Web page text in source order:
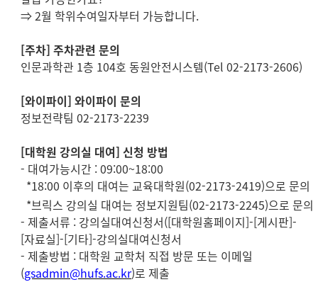
⇒2월 학위수여일자부터 가능합니다.
[주차]주차관련 문의
인문과학관 1층 104호 동원안전시스템(Tel 02-2173-2606)
[와이파이] 와이파이 문의
정보전략팀 02-2173-2239
[대학원강의실 대여] 신청 방법
- 대여가능시간 : 09:00~18:00
*18:00 이후의 대여는 교육대학원(02-2173-2419)으로 문의
*브릭스 강의실 대여는 정보지원팀(02-2173-2245)으로 문의
- 제출서류 : 강의실대여신청서([대학원홈페이지]-[게시판]-
[자료실]-[기타]-강의실대여신청서
- 제출방법 : 대학원 교학처 직접 방문 또는 이메일
(gsadmin@hufs.ac.kr)로 제출